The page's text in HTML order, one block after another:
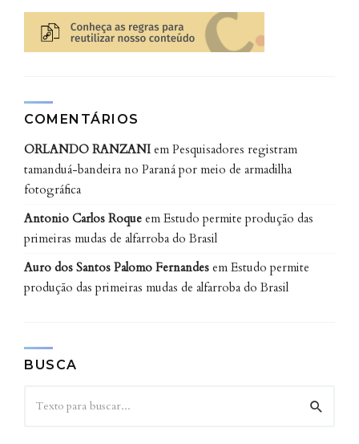
formulários e da análise clínica das crianças
participantes, a hipótese de que a dor de dente e o
desconforto dentário estão associados a uma maior
problemas de dor de dente recente têm mais chances
de desenvolver distúrbios de sono como hiperidrose e
parassonias, como sonambulismo ou pesadelos”,
destaca Bruna.
De acordo com a convergência de dados entre
respostas aos formulários e análise clínica, 72% (34)
das crianças que apresentavam dor dentária também
apresentavam algum distúrbio do sono. A mesma
dentária.
amígdala ou de adenoide, 70% (45) tinham algum
COMENTÁRIOS
ORLANDO RANZANI em Pesquisadores registram
tamanduá-bandeira no Paraná por meio de armadilha
fotográfica
Antonio Carlos Roque em Estudo permite produção das
primeiras mudas de alfarroba do Brasil
Auro dos Santos Palomo Fernandes em Estudo permite
produção das primeiras mudas de alfarroba do Brasil
BUSCA